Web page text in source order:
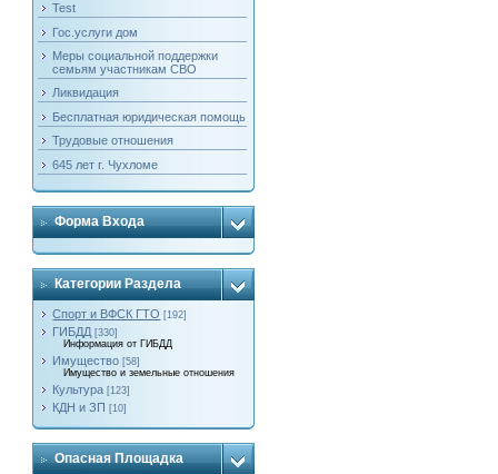
Test
Гос.услуги дом
Меры социальной поддержки
семьям участникам СВО
Ликвидация
Бесплатная юридическая помощь
Трудовые отношения
645 лет г. Чухломе
Форма Входа
Категории Раздела
Спорт и ВФСК ГТО [192]
ГИБДД [330]
Информация от ГИБДД
Имущество [58]
Имущество и земельные отношения
Культура [123]
КДН и ЗП [10]
Опасная Площадка